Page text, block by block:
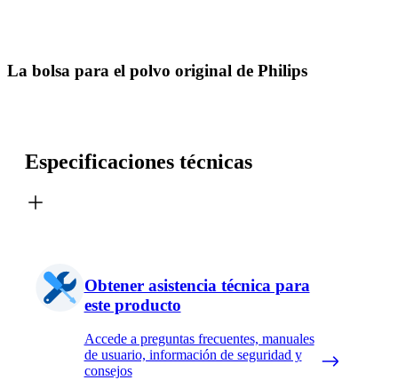
La bolsa para el polvo original de Philips
Especificaciones técnicas
Obtener asistencia técnica para
este producto
Accede a preguntas frecuentes, manuales
de usuario, información de seguridad y
consejos